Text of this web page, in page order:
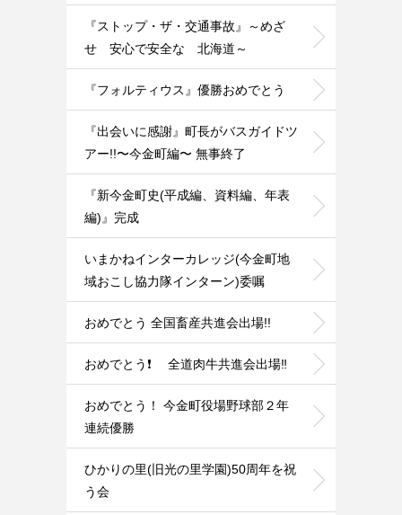
『ストップ・ザ・交通事故』～めざ
せ 安心で安全な 北海道～
『フォルティウス』優勝おめでとう
『出会いに感謝』町長がバスガイドツ
アー!!〜今金町編〜 無事終了
『新今金町史(平成編、資料編、年表
編)』完成
いまかねインターカレッジ(今金町地
域おこし協力隊インターン)委嘱
おめでとう 全国畜産共進会出場!!
おめでとう❗ 全道肉牛共進会出場‼️
おめでとう！ 今金町役場野球部２年
連続優勝
ひかりの里(旧光の里学園)50周年を祝
う会